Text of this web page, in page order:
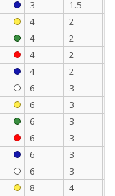
3 1.5
4 2
4 2
4 2
4 2
6 3
6 3
6 3
6 3
6 3
6 3
8 4